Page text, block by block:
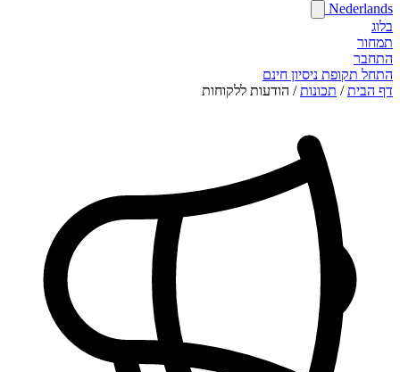
Nederlands
בלוג
תמחור
התחבר
התחל תקופת ניסיון חינם
דף הבית / תכונות / הודעות ללקוחות